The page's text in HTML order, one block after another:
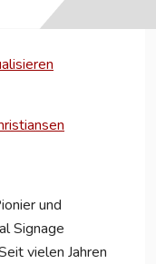
an,
zu
aktualisieren
und
Signage
vielen Jahren